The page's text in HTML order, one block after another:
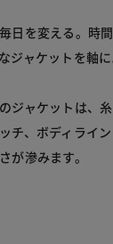
日を変える。時
ジャケットを軸に
ジャケットは、
チ、ボディライ
が滲みます。